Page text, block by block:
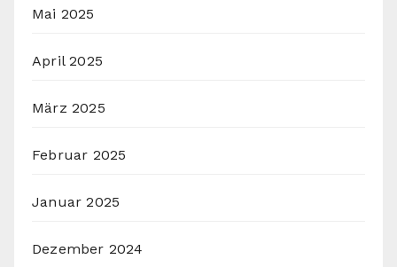
Mai 2025
April 2025
März 2025
Februar 2025
Januar 2025
Dezember 2024